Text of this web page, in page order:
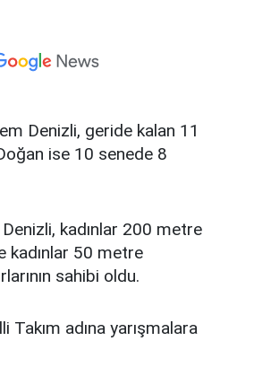
Denizli, geride kalan 11
ise 10 senede 8
kadınlar 200 metre
kadınlar 50 metre
sahibi oldu.
Takım adına yarışmalara